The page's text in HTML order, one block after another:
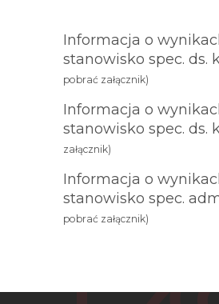
Informacja o
stanowisko spec. ds.
pobrać załącznik)
Informacja o
stanowisko spec. ds.
załącznik)
Informacja o
stanowisko spec.
pobrać załącznik)